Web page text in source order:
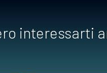
interessarti